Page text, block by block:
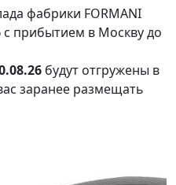
фабрики FORMANI
с прибытием в Москву до
будут отгружены в
заранее размещать